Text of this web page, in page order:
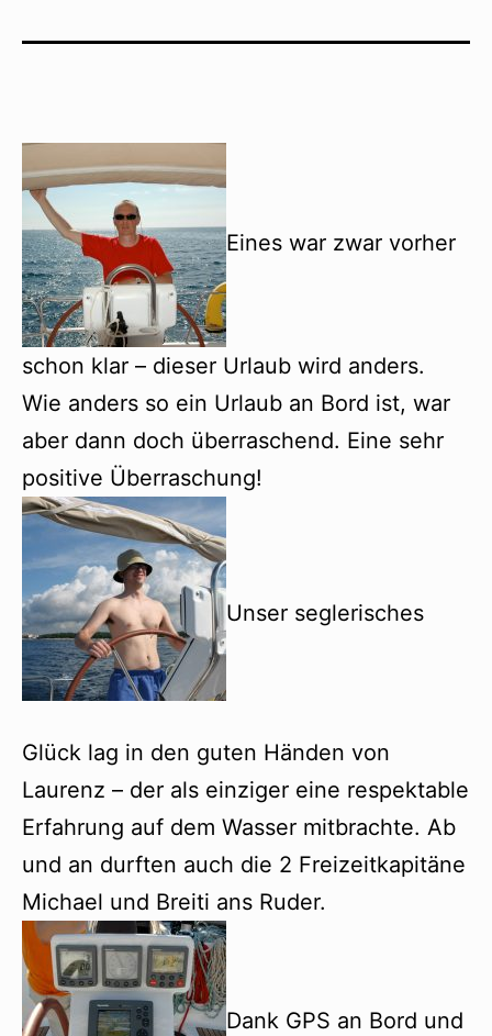
Eines war zwar vorher
schon klar – dieser Urlaub wird anders.
Wie anders so ein Urlaub an Bord ist, war
aber dann doch überraschend. Eine sehr
positive Überraschung!
Unser seglerisches
Glück lag in den guten Händen von
Laurenz – der als einziger eine respektable
Erfahrung auf dem Wasser mitbrachte. Ab
und an durften auch die 2 Freizeitkapitäne
Michael und Breiti ans Ruder.
Dank GPS an Bord und